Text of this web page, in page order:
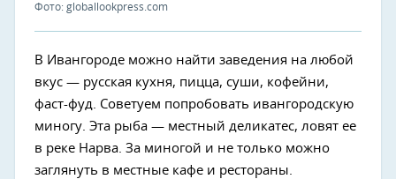
Фото: globallookpress.com
В Ивангороде можно найти заведения на любой
вкус — русская кухня, пицца, суши, кофейни,
фаст-фуд. Советуем попробовать ивангородскую
миногу. Эта рыба — местный деликатес, ловят ее
в реке Нарва. За миногой и не только можно
заглянуть в местные кафе и рестораны.